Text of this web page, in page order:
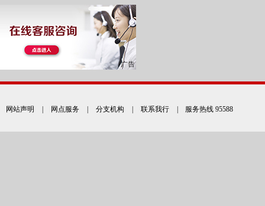
网站声明 网点服务 分支机构 联系我行 | 服务热线 95588